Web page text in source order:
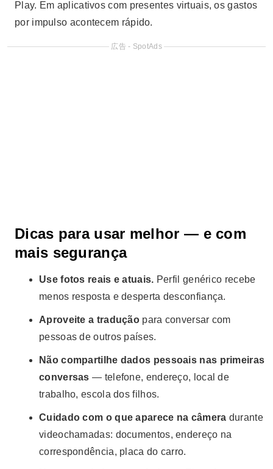
Play. Em aplicativos com presentes virtuais, os gastos
por impulso acontecem rápido.
広告 - SpotAds
Dicas para usar melhor — e com
mais segurança
Use fotos reais e atuais. Perfil genérico recebe
menos resposta e desperta desconfiança.
Aproveite a tradução para conversar com
pessoas de outros países.
Não compartilhe dados pessoais nas primeiras
conversas — telefone, endereço, local de
trabalho, escola dos filhos.
Cuidado com o que aparece na câmera durante
videochamadas: documentos, endereço na
correspondência, placa do carro.